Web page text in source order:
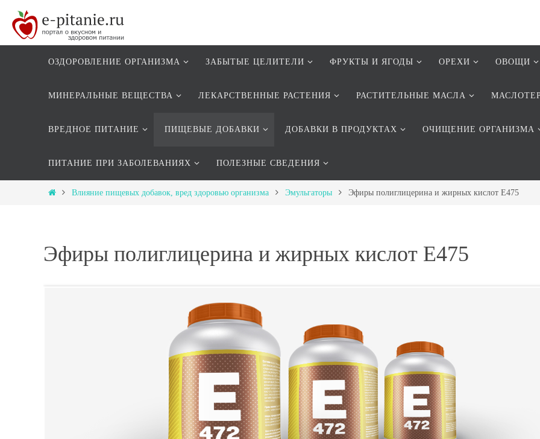
ОЗДОРОВЛЕНИЕ ОРГАНИЗМА ЗАБЫТЫЕ ЦЕЛИТЕЛИ ФРУКТЫ И ЯГОДЫ ОРЕХИ ОВОЩИ
МИНЕРАЛЬНЫЕ ВЕЩЕСТВА ЛЕКАРСТВЕННЫЕ РАСТЕНИЯ РАСТИТЕЛЬНЫЕ МАСЛА
ВРЕДНОЕ ПИТАНИЕ ПИЩЕВЫЕ ДОБАВКИ ДОБАВКИ В ПРОДУКТАХ ОЧИЩЕНИЕ ОРГАНИЗМА
ПИТАНИЕ ПРИ ЗАБОЛЕВАНИЯХ ПОЛЕЗНЫЕ СВЕДЕНИЯ
Влияние пищевых добавок, вред здоровью организма Эмульгаторы Эфиры полиглицерина и жирных кислот Е475
Эфиры полиглицерина и жирных кислот Е475